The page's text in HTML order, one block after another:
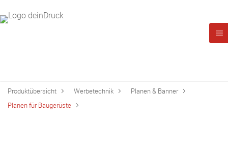
Produktübersicht Werbetechnik
Planen & Banner
Planen für Baugerüste